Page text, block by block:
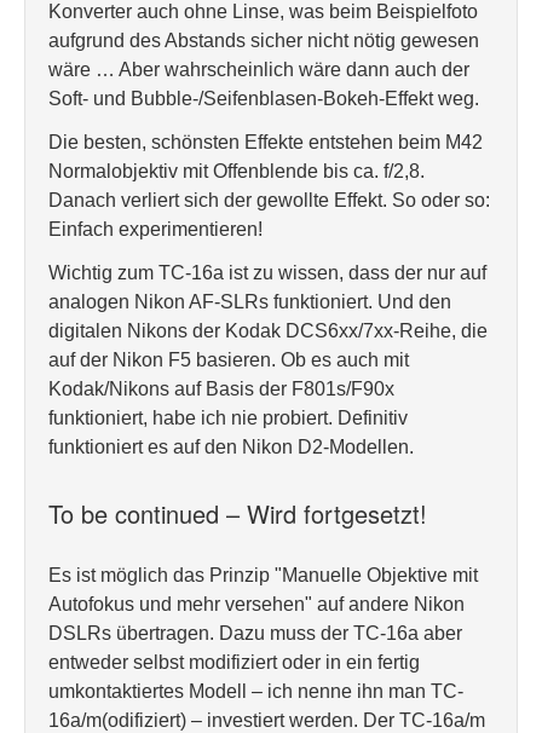
Konverter auch ohne Linse, was beim Beispielfoto
aufgrund des Abstands sicher nicht nötig gewesen
wäre … Aber wahrscheinlich wäre dann auch der
Soft- und Bubble-/Seifenblasen-Bokeh-Effekt weg.
Die besten, schönsten Effekte entstehen beim M42
Normalobjektiv mit Offenblende bis ca. f/2,8.
Danach verliert sich der gewollte Effekt. So oder so:
Einfach experimentieren!
Wichtig zum TC-16a ist zu wissen, dass der nur auf
analogen Nikon AF-SLRs funktioniert. Und den
digitalen Nikons der Kodak DCS6xx/7xx-Reihe, die
auf der Nikon F5 basieren. Ob es auch mit
Kodak/Nikons auf Basis der F801s/F90x
funktioniert, habe ich nie probiert. Definitiv
funktioniert es auf den Nikon D2-Modellen.
To be continued – Wird fortgesetzt!
Es ist möglich das Prinzip "Manuelle Objektive mit
Autofokus und mehr versehen" auf andere Nikon
DSLRs übertragen. Dazu muss der TC-16a aber
entweder selbst modifiziert oder in ein fertig
umkontaktiertes Modell – ich nenne ihn man TC-
16a/m(odifiziert) – investiert werden. Der TC-16a/m